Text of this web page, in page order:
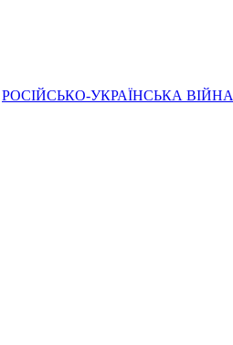
РОСІЙСЬКО-УКРАЇНСЬКА ВІЙНА